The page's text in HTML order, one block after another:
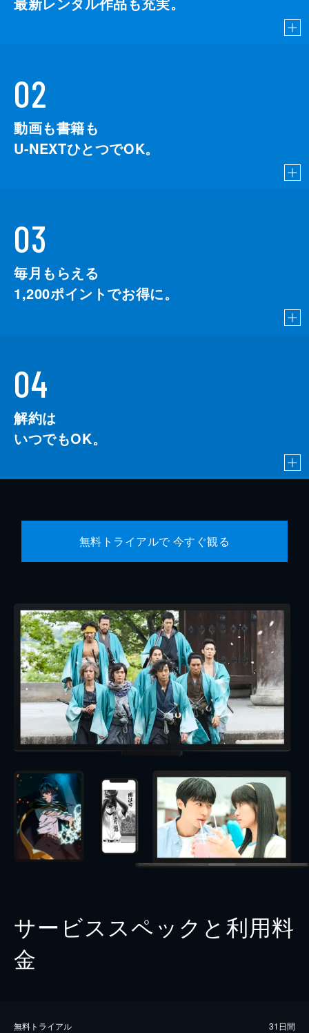
02
動画も書籍も
U-NEXTひとつでOK。
03
毎月もらえる
1,200ポイントでお得に。
04
解約は
いつでもOK。
無料トライアルで 今すぐ観る
サービススペックと利用料
金
無料トライアル 31日間